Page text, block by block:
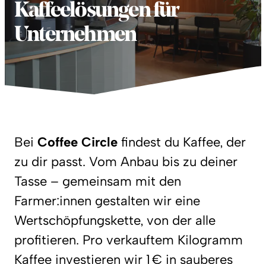
Kaffeelösungen für
Unternehmen
Bei Coffee Circle findest du Kaffee, der
zu dir passt. Vom Anbau bis zu deiner
Tasse – gemeinsam mit den
Farmer:innen gestalten wir eine
Wertschöpfungskette, von der alle
profitieren. Pro verkauftem Kilogramm
Kaffee investieren wir 1 € in sauberes